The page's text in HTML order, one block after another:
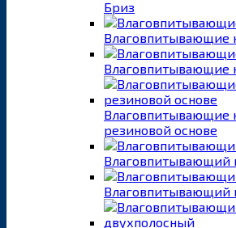
Бриз
Влаговпитывающие
Влаговпитывающие
Влаговпитывающие
резиновой основе
Влаговпитывающий
Влаговпитывающий